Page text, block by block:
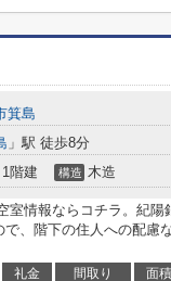
箕島
」駅 徒歩8分
1階建 構造 木造
室情報ならコチラ。紀
で、階下の住人への配慮
礼金 間取り 面積